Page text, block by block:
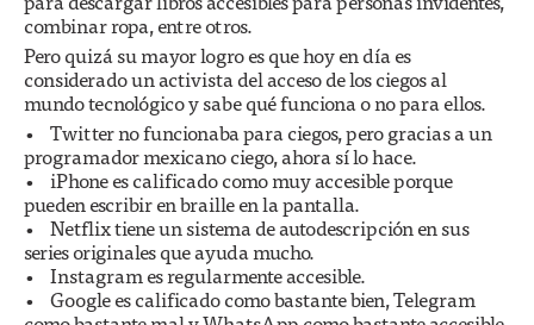
combinar ropa, entre otros.
Pero quizá su mayor logro es que hoy en día es
considerado un activista del acceso de los ciegos al
mundo tecnológico y sabe qué funciona o no para ellos.
• Twitter no funcionaba para ciegos, pero gracias a un
programador mexicano ciego, ahora sí lo hace.
• iPhone es calificado como muy accesible porque
pueden escribir en braille en la pantalla.
• Netflix tiene un sistema de autodescripción en sus
series originales que ayuda mucho.
• Instagram es regularmente accesible.
• Google es calificado como bastante bien, Telegram